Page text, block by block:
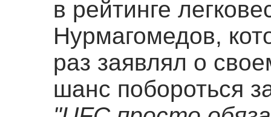
в рейтинге
Нурмагомедов,
раз заявлял о
шанс побороться